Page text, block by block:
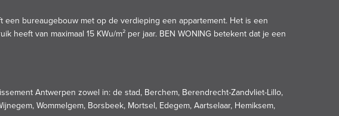
bureaugebouw met op de verdieping een appartement. Het is een
van maximaal 15 KWu/m² per jaar. BEN WONING betekent dat je een
Antwerpen zowel in: de stad, Berchem, Berendrecht-Zandvliet-Lillo,
Wommelgem, Borsbeek, Mortsel, Edegem, Aartselaar, Hemiksem,